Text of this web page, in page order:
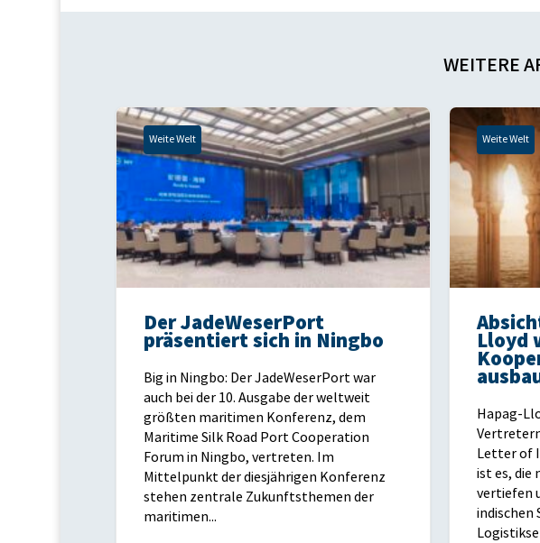
WEITERE
Weite Welt
Der JadeWeserPort
präsentiert sich in Ningbo
Big in Ningbo: Der JadeWeserPort war
auch bei der 10. Ausgabe der weltweit
größten maritimen Konferenz, dem
Maritime Silk Road Port Cooperation
Forum in Ningbo, vertreten. Im
Mittelpunkt der diesjährigen Konferenz
stehen zentrale Zukunftsthemen der
maritimen...
Weite Welt
Lloyd
Hapag-
Letter of
ist es, die
vertiefen
indischen